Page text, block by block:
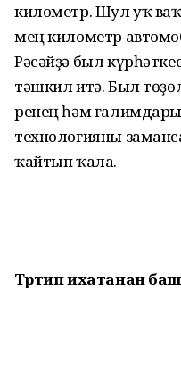
километр. Шул уҡ
мең километр
Рәсәйҙә был
тәшкил итә. Был
ренең һәм
технологияны
ҡайтып ҡала.
Тәртип ихатанан